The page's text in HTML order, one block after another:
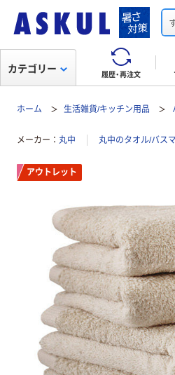
履歴・再注文
カテゴリー
ホーム 生活雑貨/キッチン用品
メーカー 丸中 丸中のタオル/バス
アウトレット